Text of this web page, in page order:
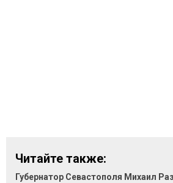
Читайте также:
Губернатор Севастополя Михаил